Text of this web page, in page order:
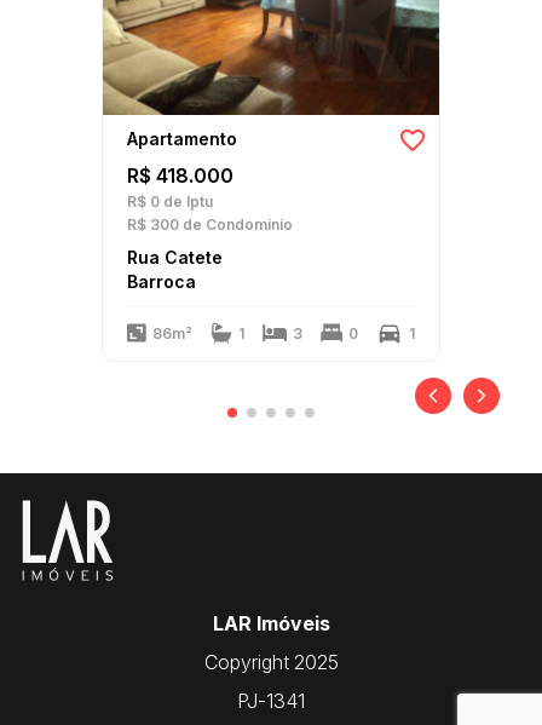
Apartamento
R$ 418.000
R$ 0 de Iptu
R$ 300 de Condomínio
Rua Catete
Barroca
86m² 1 3 0 1
LAR Imóveis
Copyright 2025
PJ-1341